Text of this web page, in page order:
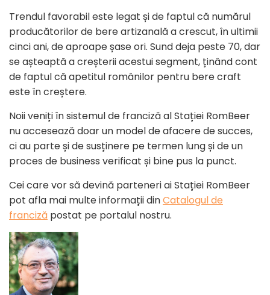
Trendul favorabil este legat și de faptul că numărul
producătorilor de bere artizanală a crescut, în ultimii
cinci ani, de aproape șase ori. Sund deja peste 70, dar
se așteaptă a creșterii acestui segment, ținând cont
de faptul că apetitul românilor pentru bere craft
este în creștere.
Noii veniți în sistemul de franciză al Stației RomBeer
nu accesează doar un model de afacere de succes,
ci au parte și de susținere pe termen lung și de un
proces de business verificat și bine pus la punct.
Cei care vor să devină parteneri ai Stației RomBeer
pot afla mai multe informații dinCatalogul de
franciză postat pe portalul nostru.